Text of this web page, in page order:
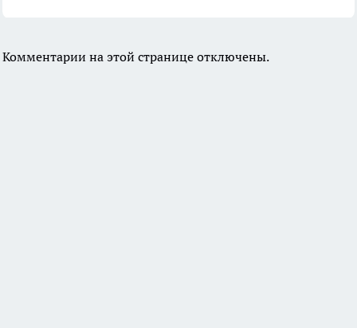
Комментарии на этой странице отключены.